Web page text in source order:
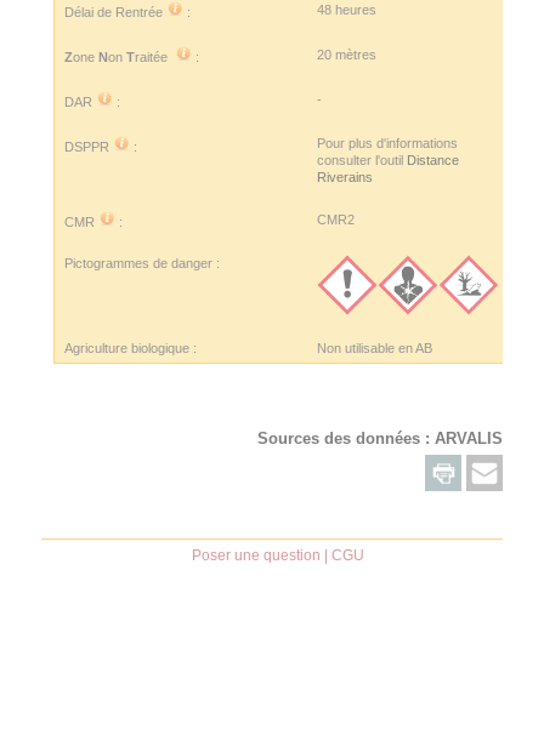
Délai de Rentrée : 48 heures
Zone Non Traitée : 20 mètres
DAR : -
DSPPR :
Pour plus d'informations
consulter l'outil Distance
Riverains
CMR : CMR2
Pictogrammes de danger :
Agriculture biologique : Non utilisable en AB
Sources des données : ARVALIS
Poser une question | CGU